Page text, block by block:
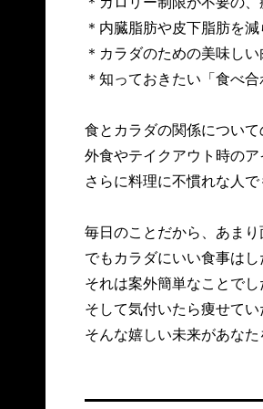
＊内臓脂肪や皮下脂肪を
＊カラダのための美味し
＊知っておきたい「食べ合
食とカラダの関係について
外食やテイクアウト時のア
さらに料理に不慣れな人
毎日のことだから、あまり
でもカラダにいい食事はし
それは案外簡単なことでし
そして気付いたら痩せてい
そんな嬉しい未来があなた